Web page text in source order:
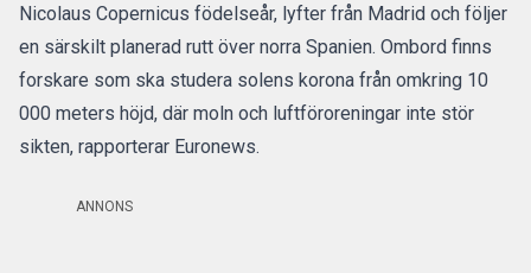
Nicolaus Copernicus födelseår, lyfter från Madrid och följer
en särskilt planerad rutt över norra Spanien. Ombord finns
forskare som ska studera solens korona från omkring 10
000 meters höjd, där moln och luftföroreningar inte stör
sikten, rapporterar Euronews.
ANNONS